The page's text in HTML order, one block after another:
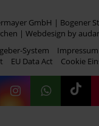
GmbH | Bogener
| Webdesign by
System Impressum
EU Data Act Cookie